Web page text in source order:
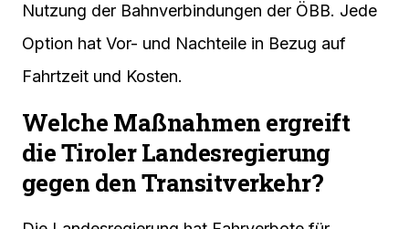
Nutzung der Bahnverbindungen der ÖBB. Jede
Option hat Vor- und Nachteile in Bezug auf
Fahrtzeit und Kosten.
Welche Maßnahmen ergreift
die Tiroler Landesregierung
gegen den Transitverkehr?